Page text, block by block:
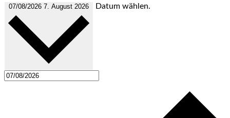
07/08/2026 7. August 2026 Datum wählen.